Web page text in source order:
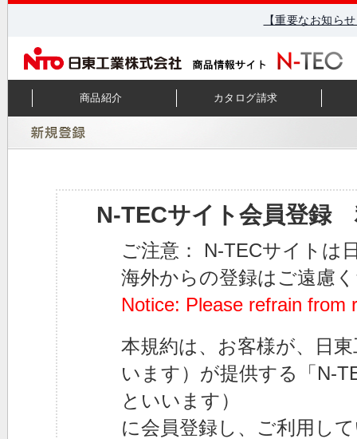
【重要なお知ら
商品紹介 カタログ請求
N-TECサイト会員登録
ご注意： N-TECサイトは
海外からの登録はご遠慮
Notice: Please refrain from
本規約は、お客様が、日
います）が提供する「N-
といいます）
に会員登録し、ご利用し